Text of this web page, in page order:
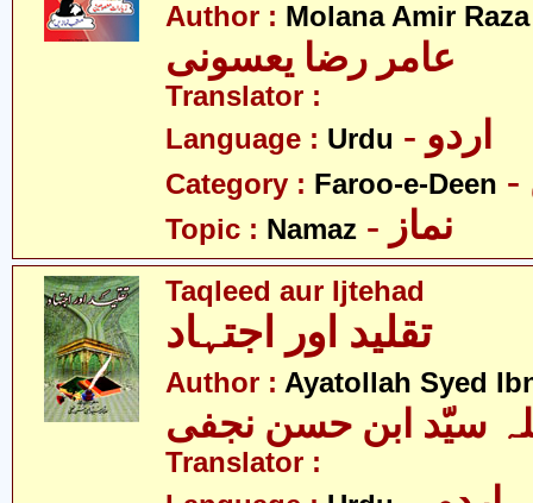
Author : Molana Amir
عامر رضا یعسونی
Translator :
Language : Urdu - اردو
Category : Faroo-e-Deen
Topic : Namaz - نماز
Taqleed aur Ijtehad
تقلید اور اجتہاد
Author : Ayatollah Syed
Translator :